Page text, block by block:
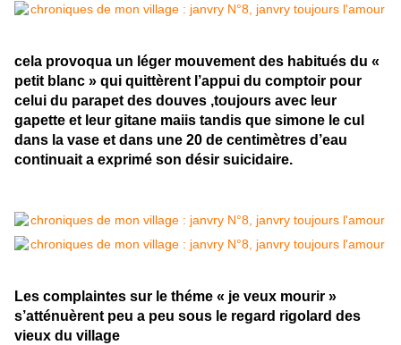
cela provoqua un léger mouvement des habitués du «
petit blanc » qui quittèrent l’appui du comptoir pour
celui du parapet des douves ,toujours avec leur
gapette et leur gitane maiis tandis que simone le cul
dans la vase et dans une 20 de centimètres d’eau
continuait a exprimé son désir suicidaire.
Les complaintes sur le théme « je veux mourir »
s’atténuèrent peu a peu sous le regard rigolard des
vieux du village